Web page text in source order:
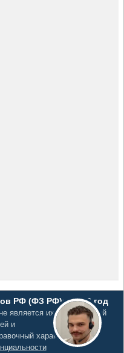
РФ (ФЗ РФ)», 2026 год
является их официальной
и
характер